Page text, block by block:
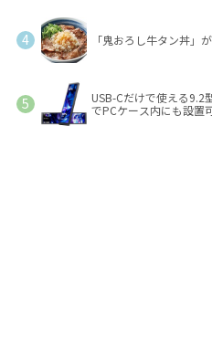
「鬼おろし牛タン丼」
USB-Cだけで使える
でPCケース内にも設置